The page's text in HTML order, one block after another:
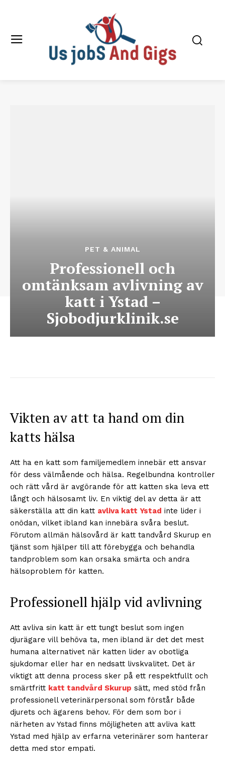
PET & ANIMAL
Professionell och
omtänksam avlivning av
katt i Ystad –
Sjobodjurklinik.se
Vikten av att ta hand om din
katts hälsa
Att ha en katt som familjemedlem innebär ett ansvar
för dess välmående och hälsa. Regelbundna kontroller
och rätt vård är avgörande för att katten ska leva ett
långt och hälsosamt liv. En viktig del av detta är att
säkerställa att din katt avliva katt Ystad inte lider i
onödan, vilket ibland kan innebära svåra beslut.
Förutom allmän hälsovård är katt tandvård Skurup en
tjänst som hjälper till att förebygga och behandla
tandproblem som kan orsaka smärta och andra
hälsoproblem för katten.
Professionell hjälp vid avlivning
Att avliva sin katt är ett tungt beslut som ingen
djurägare vill behöva ta, men ibland är det det mest
humana alternativet när katten lider av obotliga
sjukdomar eller har en nedsatt livskvalitet. Det är
viktigt att denna process sker på ett respektfullt och
smärtfritt katt tandvård Skurup sätt, med stöd från
professionell veterinärpersonal som förstår både
djurets och ägarens behov. För dem som bor i
närheten av Ystad finns möjligheten att avliva katt
Ystad med hjälp av erfarna veterinärer som hanterar
detta med stor empati.